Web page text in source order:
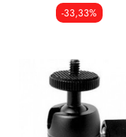
-33,33%